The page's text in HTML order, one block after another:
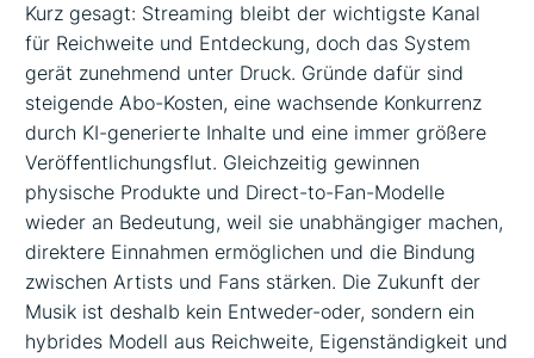
Kurz gesagt: Streaming bleibt der wichtigste Kanal
für Reichweite und Entdeckung, doch das System
gerät zunehmend unter Druck. Gründe dafür sind
steigende Abo-Kosten, eine wachsende Konkurrenz
durch KI-generierte Inhalte und eine immer größere
Veröffentlichungsflut. Gleichzeitig gewinnen
physische Produkte und Direct-to-Fan-Modelle
wieder an Bedeutung, weil sie unabhängiger machen,
direktere Einnahmen ermöglichen und die Bindung
zwischen Artists und Fans stärken. Die Zukunft der
Musik ist deshalb kein Entweder-oder, sondern ein
hybrides Modell aus Reichweite, Eigenständigkeit und